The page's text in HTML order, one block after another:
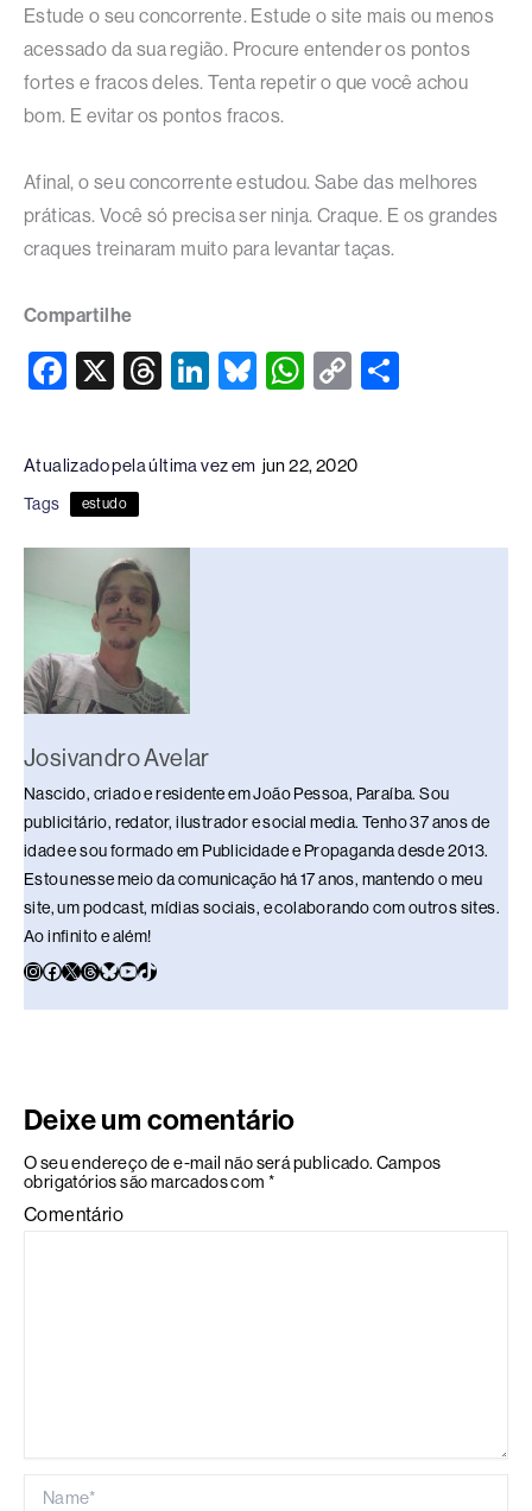
Estude o seu concorrente. Estude o site mais ou menos
acessado da sua região. Procure entender os pontos
fortes e fracos deles. Tenta repetir o que você achou
bom. E evitar os pontos fracos.
Afinal, o seu concorrente estudou. Sabe das melhores
práticas. Você só precisa ser ninja. Craque. E os grandes
craques treinaram muito para levantar taças.
Compartilhe
F
e
b
o
o
X
T
a
s
Li
e
n
Bl
sk
W
s
p
C
y
n
Atualizado pela última vez em jun 22, 2020
Tags estudo
Josivandro Avelar
Nascido, criado e residente em João Pessoa, Paraíba. Sou
publicitário, redator, ilustrador e social media. Tenho 37 anos de
idade e sou formado em Publicidade e Propaganda desde 2013.
Estou nesse meio da comunicação há 17 anos, mantendo o meu
site, um podcast, mídias sociais, e colaborando com outros sites.
Ao infinito e além!
Deixe um comentário
O seu endereço de e-mail não será publicado. Campos
obrigatórios são marcados com *
Comentário